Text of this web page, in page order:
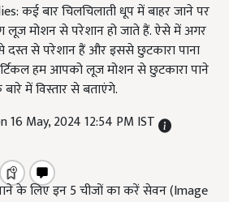
कई बार चिलचिलाती धूप में बाहर जाने पर
मोशन से परेशान हो जाते हैं. ऐसे में अगर
से परेशान हैं और इससे छुटकारा पाना
हम आपको लूज मोशन से छुटकारा पाने
में विस्तार से बताएंगे.
16 May, 2024 12:54 PM IST